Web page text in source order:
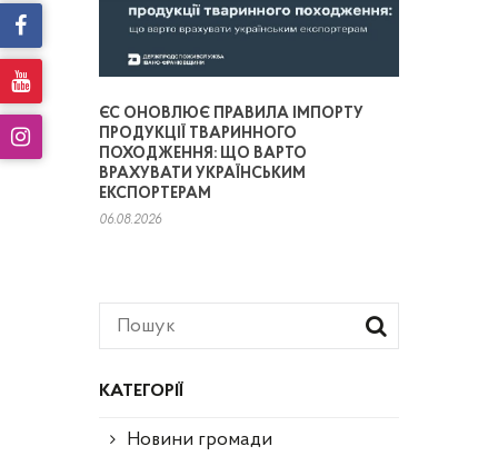
КАТЕГОРІЇ
Новини громади
ЄС ОНОВЛЮЄ ПРАВИЛА ІМПОРТУ
ПРОДУКЦІЇ ТВАРИННОГО
ПОХОДЖЕННЯ: ЩО ВАРТО
ВРАХУВАТИ УКРАЇНСЬКИМ
ЕКСПОРТЕРАМ
06.08.2026